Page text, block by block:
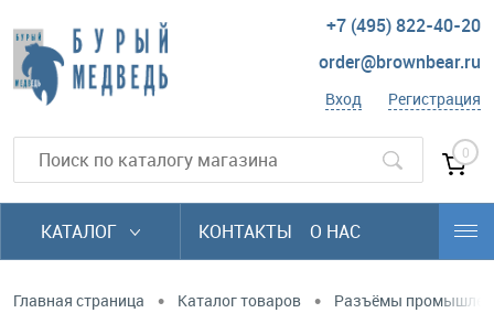
+7 (495) 822-40-20
order@brownbear.ru
Вход Регистрация
0
КАТАЛОГ КОНТАКТЫ О НАС
Главная страница • Каталог товаров • Разъёмы